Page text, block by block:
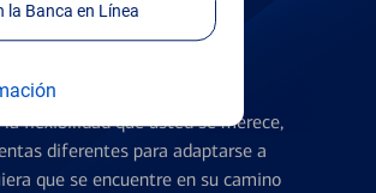
Continúe para entrar en la Banca en Línea
de Cheques
flexibilidad que usted se merece,
diferentes para adaptarse a
que se encuentre en su camino